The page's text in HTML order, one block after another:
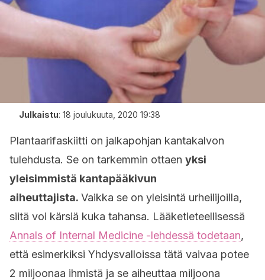
Julkaistu: 18 joulukuuta, 2020 19:38
Plantaarifaskiitti on jalkapohjan kantakalvon
tulehdusta. Se on tarkemmin ottaen yksi
yleisimmistä kantapääkivun
aiheuttajista. Vaikka se on yleisintä urheilijoilla,
siitä voi kärsiä kuka tahansa. Lääketieteellisessä
Annals of Internal Medicine -lehdessä todetaan,
että esimerkiksi Yhdysvalloissa tätä vaivaa potee
2 miljoonaa ihmistä ja se aiheuttaa miljoona